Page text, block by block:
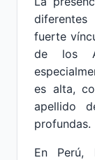
fuerte
de los
es alta,
apellido
profundas.
En Perú,